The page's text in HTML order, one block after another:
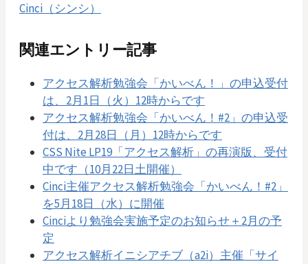
Cinci（シンシ）
関連エントリー記事
アクセス解析勉強会「かいべん！」の申込受付
は、2月1日（火）12時からです
アクセス解析勉強会「かいべん！#2」の申込受
付は、2月28日（月）12時からです
CSS Nite LP19「アクセス解析」の再演版、受付
中です（10月22日土開催）
Cinci主催アクセス解析勉強会「かいべん！#2」
を5月18日（水）に開催
Cinciより勉強会実施予定のお知らせ＋2月の予
定
アクセス解析イニシアチブ（a2i）主催「サイ